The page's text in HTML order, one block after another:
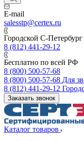
E-mail
salesstp@certex.ru
Городской С-Петербург
8 (812) 441-29-12
Бесплатно по всей РФ
8 (800) 500-57-68
8 (800) 500-57-68 Для
8 (812) 441-29-12
Заказать звонок
Каталог товаров